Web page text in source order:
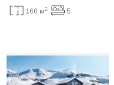
166 м2 5